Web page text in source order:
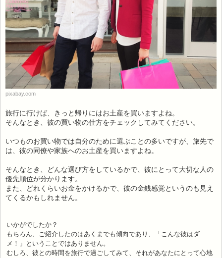
pixabay.com
旅行に行けば、きっと帰りにはお土産を買いますよね。
そんなとき、彼の買い物の仕方をチェックしてみてください。
いつものお買い物では自分のために選ぶことの多いですが、旅先で
は、彼の同僚や家族へのお土産を買いますよね。
そんなとき、どんな選び方をしているかで、彼にとって大切な人の
優先順位が分かります。
また、どれくらいお金をかけるかで、彼の金銭感覚というのも見え
てくるかもしれません。
いかがでしたか？
もちろん、ご紹介したのはあくまでも傾向であり、「こんな彼はダ
メ！」ということではありません。
むしろ、彼との時間を旅行で過ごしてみて、それがあなたにとって心地